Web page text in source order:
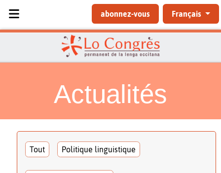
abonnez-vous Français
Actualités
Tout Politique linguistique